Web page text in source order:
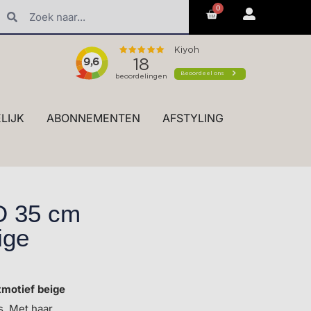
styling en advies in de winkel
0
ABONNEMENTEN
AFSTYLING
35 cm
beige